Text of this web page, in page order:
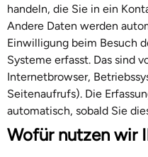
handeln, die Sie in ein
Andere Daten werden
Einwilligung beim Besuch
Systeme erfasst. Das sind
Internetbrowser,
Seitenaufrufs). Die
automatisch, sobald Sie
Wofür nutzen wir